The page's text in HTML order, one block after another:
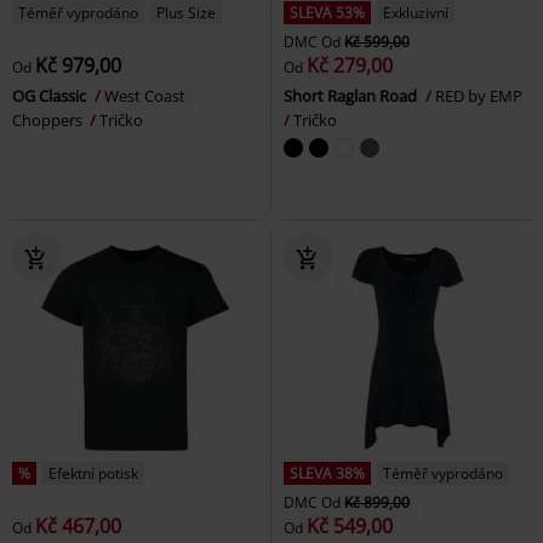
Téměř vyprodáno Plus Size
Od Kč 979,00
OG Classic
West Coast
Choppers
Tričko
SLEVA 53%
Exkluzivní
DMC Od Kč 599,00
Od Kč 279,00
Short Raglan Road
RED by EMP
Tričko
% Efektní potisk
Od Kč 467,00
SLEVA 38%
Téměř vyprodáno
DMC Od Kč 899,00
Od Kč 549,00